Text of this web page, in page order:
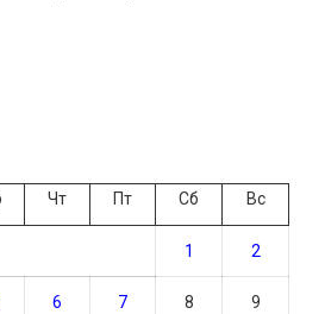
Чт Пт Сб Вс
1 2
6 7 8 9